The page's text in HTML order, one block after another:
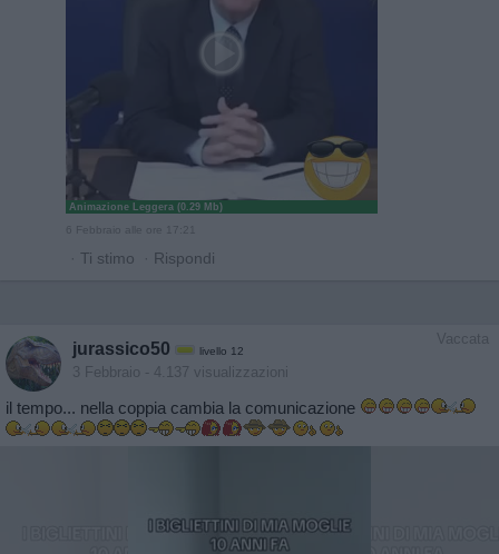
Animazione Leggera (0.29 Mb)
6 Febbraio alle ore 17:21
· Ti stimo · Rispondi
Vaccata
jurassico50 livello 12
3 Febbraio - 4.137 visualizzazioni
il tempo... nella coppia cambia la comunicazione